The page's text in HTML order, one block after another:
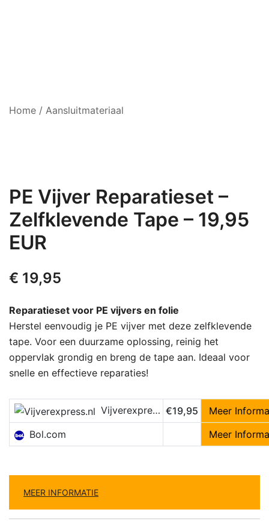
Home / Aansluitmateriaal
PE Vijver Reparatieset –
Zelfklevende Tape – 19,95
EUR
€ 19,95
Reparatieset voor PE vijvers en folie
Herstel eenvoudig je PE vijver met deze zelfklevende
tape. Voor een duurzame oplossing, reinig het
oppervlak grondig en breng de tape aan. Ideaal voor
snelle en effectieve reparaties!
Vijverexpress.nl €19,95
Meer
Bol.com
Meer
MEER INFORMATIE